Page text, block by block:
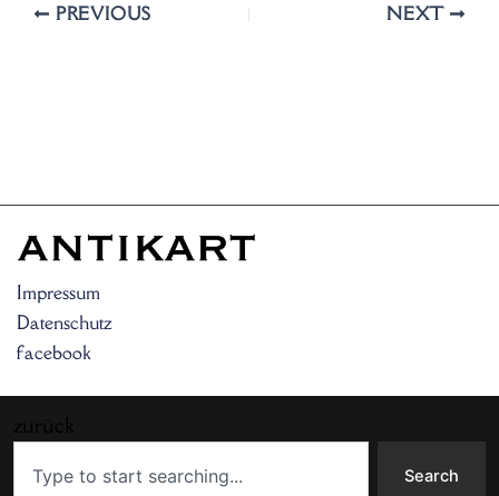
PREVIOUS NEXT
Impressum
Datenschutz
facebook
Search